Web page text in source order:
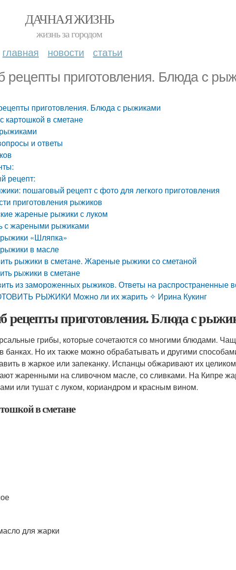
ДАЧНАЯ ЖИЗНЬ
жизнь за городом
главная новости статьи
рецепты приготовления. Блюда с
приготовления. Блюда с рыжиками
картошкой в сметане
и ответы
рецепт:
пошаговый рецепт с фото для легкого приготовления
приготовления рыжиков
жареные рыжики с луком
с жареными рыжиками
«Шляпка»
в масле
рыжики в сметане. Жареные рыжики со сметаной
рыжики в сметане
из замороженных рыжиков. Ответы на распространенные
РЫЖИКИ Можно ли их жарить ✧ Ирина Кукинг
рецепты приготовления. Блюда с
грибы, которые сочетаются со многими блюдами.
Но их также можно обрабатывать и другими
в жаркое или запеканку. Испанцы обжаривают их
жаренными на сливочном масле, со сливками. На Кипре
или тушат с луком, кориандром и красным вином.
в сметане
для жарки